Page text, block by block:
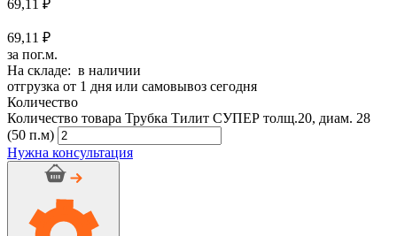
69,11 ₽
69,11 ₽
за пог.м.
На складе: в наличии
отгрузка от 1 дня или самовывоз сегодня
Количество
Количество товара Трубка Тилит СУПЕР толщ.20, диам. 28
(50 п.м)
Нужна консультация